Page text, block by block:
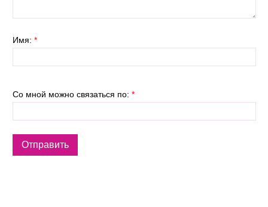
Имя: *
Со мной можно связаться по: *